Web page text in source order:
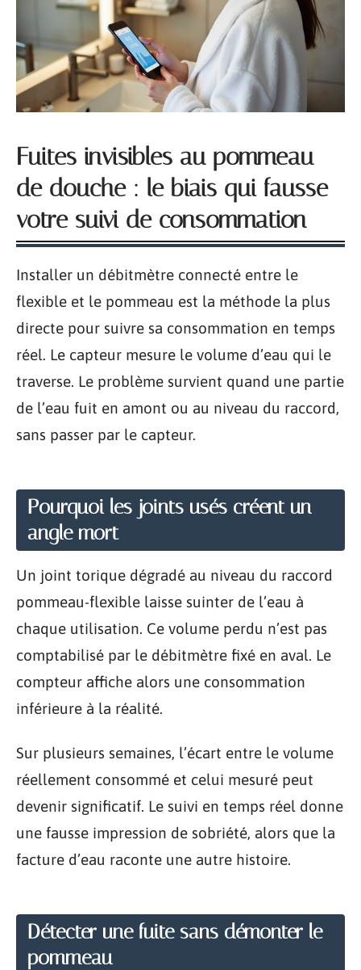
Fuites invisibles au pommeau
de douche : le biais qui fausse
votre suivi de consommation
Installer un débitmètre connecté entre le
flexible et le pommeau est la méthode la plus
directe pour suivre sa consommation en temps
réel. Le capteur mesure le volume d’eau qui le
traverse. Le problème survient quand une partie
de l’eau fuit en amont ou au niveau du raccord,
sans passer par le capteur.
Pourquoi les joints usés créent un
angle mort
Un joint torique dégradé au niveau du raccord
pommeau-flexible laisse suinter de l’eau à
chaque utilisation. Ce volume perdu n’est pas
comptabilisé par le débitmètre fixé en aval. Le
compteur affiche alors une consommation
inférieure à la réalité.
Sur plusieurs semaines, l’écart entre le volume
réellement consommé et celui mesuré peut
devenir significatif. Le suivi en temps réel donne
une fausse impression de sobriété, alors que la
facture d’eau raconte une autre histoire.
Détecter une fuite sans démonter le
pommeau